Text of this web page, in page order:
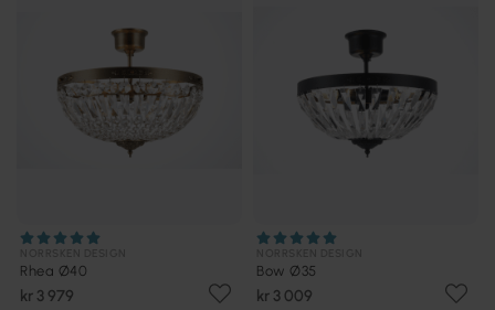
Rhea Ø40
kr 3 979
Bow Ø35
kr 3 009